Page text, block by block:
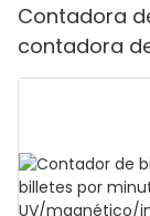
Contadora
contadora
detección
restaurantes.